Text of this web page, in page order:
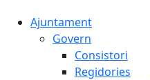
Ajuntament
Govern
Consistori
Regidories